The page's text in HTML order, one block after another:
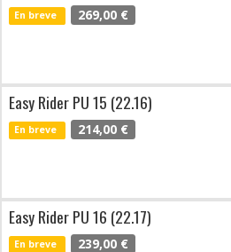
En breve 269,00 €
Easy Rider PU 15 (22.16)
En breve 214,00 €
Easy Rider PU 16 (22.17)
En breve 239,00 €